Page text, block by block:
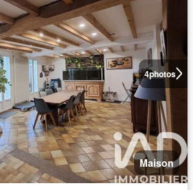
4photos
Maison